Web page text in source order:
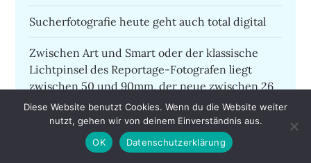
Sucherfotografie heute geht auch total digital
Zwischen Art und Smart oder der klassische
Lichtpinsel des Reportage-Fotografen liegt
zwischen 50 und 90mm, der neue zwischen 26
und 120mm
Remscheid ist wie New Jersey – ein Foto mit
Geschichte
Diese Website benutzt Cookies. Wenn du die Website weiter
nutzt, gehen wir von deinem Einverständnis aus.
OK
Datenschutzerklärung